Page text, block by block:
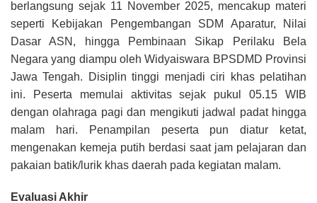
berlangsung sejak 11 November 2025, mencakup materi
seperti Kebijakan Pengembangan SDM Aparatur, Nilai
Dasar ASN, hingga Pembinaan Sikap Perilaku Bela
Negara yang diampu oleh Widyaiswara BPSDMD Provinsi
Jawa Tengah.
Disiplin tinggi menjadi ciri khas pelatihan
ini.
Peserta memulai aktivitas sejak pukul 05.15 WIB
dengan olahraga pagi dan mengikuti jadwal padat hingga
malam hari.
Penampilan peserta pun diatur ketat,
mengenakan kemeja putih berdasi saat jam pelajaran dan
pakaian batik/lurik khas daerah pada kegiatan malam.
Evaluasi Akhir